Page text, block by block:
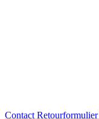
Contact Retourformulier